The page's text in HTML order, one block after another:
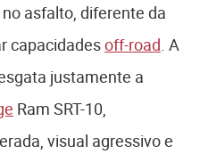
asfalto, diferente da
capacidadesoff-road. A
justamente a
Ram SRT-10,
visual agressivo e